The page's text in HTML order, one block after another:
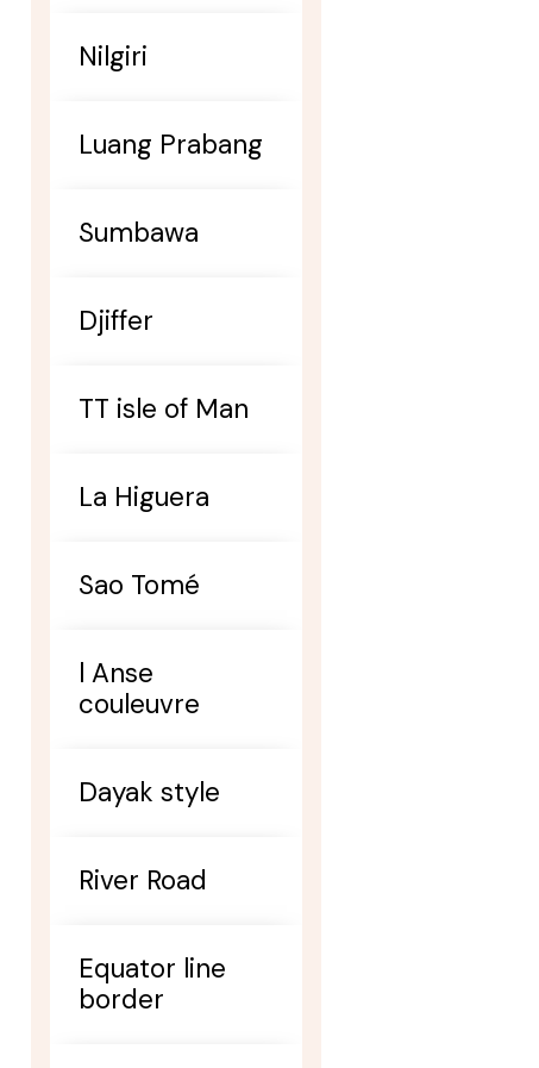
Nilgiri
Luang Prabang
Sumbawa
Djiffer
TT isle of Man
La Higuera
Sao Tomé
l Anse
couleuvre
Dayak style
River Road
Equator line
border